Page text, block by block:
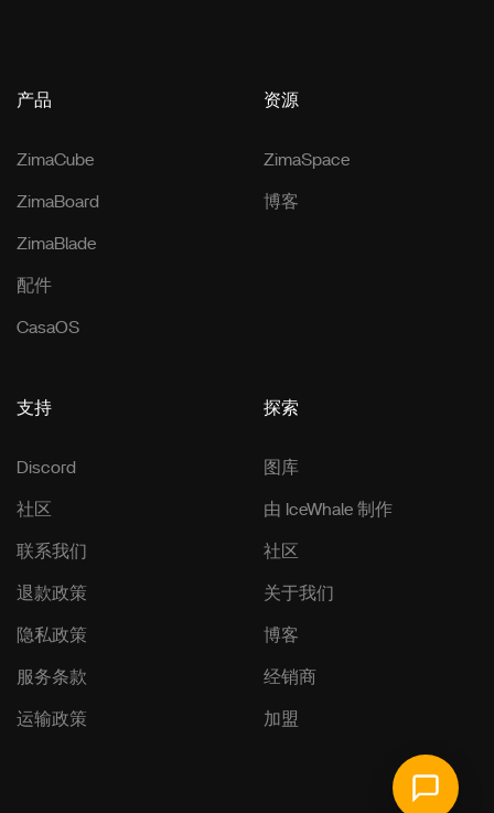
产品
ZimaCube
ZimaBoard
ZimaBlade
配件
CasaOS
资源
ZimaSpace
博客
支持
Discord
社区
联系我们
退款政策
隐私政策
服务条款
运输政策
探索
图库
由 IceWhale 制作
社区
关于我们
博客
经销商
加盟